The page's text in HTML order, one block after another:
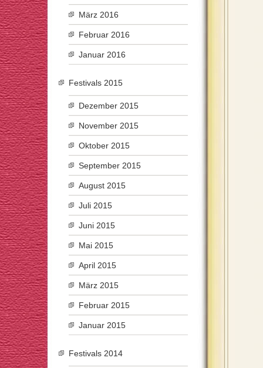
März 2016
Februar 2016
Januar 2016
Festivals 2015
Dezember 2015
November 2015
Oktober 2015
September 2015
August 2015
Juli 2015
Juni 2015
Mai 2015
April 2015
März 2015
Februar 2015
Januar 2015
Festivals 2014